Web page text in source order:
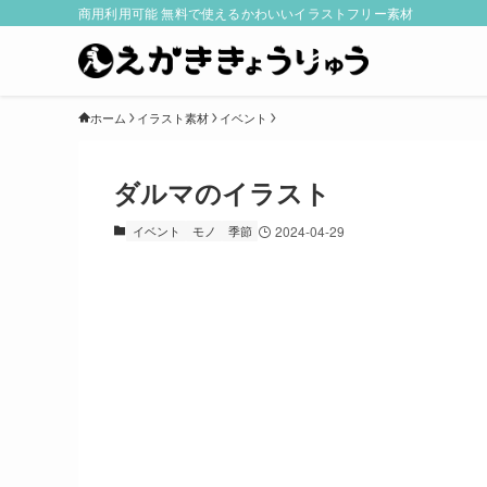
商用利用可能 無料で使えるかわいいイラストフリー素材
ホーム イラスト素材 イベント
ダルマのイラスト
イベント モノ 季節 2024-04-29